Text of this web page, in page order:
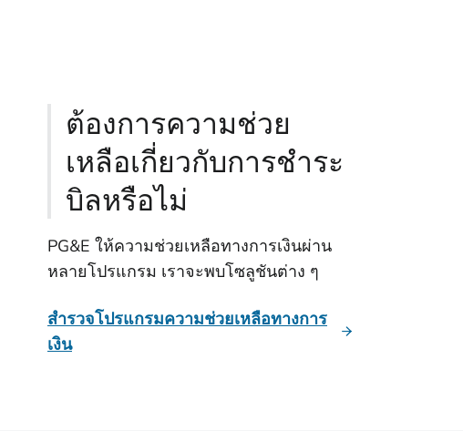
ต้องการความช่วย
เหลือเกี่ยวกับการชำระ
บิลหรือไม่
PG&E ให้ความช่วยเหลือทางการเงินผ่าน
หลายโปรแกรม เราจะพบโซลูชันต่าง ๆ
สำรวจโปรแกรมความช่วยเหลือทางการ
เงิน